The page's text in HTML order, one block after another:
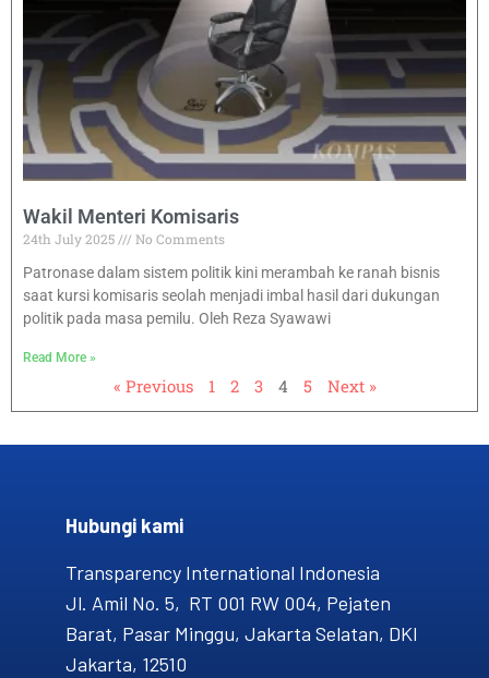
Wakil Menteri Komisaris
24th July 2025
No Comments
Patronase dalam sistem politik kini merambah ke ranah bisnis
saat kursi komisaris seolah menjadi imbal hasil dari dukungan
politik pada masa pemilu. Oleh Reza Syawawi
Read More »
« Previous 1 2 3 4 5 Next »
Hubungi kami​
Transparency International Indonesia
Jl. Amil No. 5, RT 001 RW 004, Pejaten
Barat, Pasar Minggu, Jakarta Selatan, DKI
Jakarta, 12510